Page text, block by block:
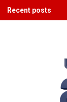
Recent posts